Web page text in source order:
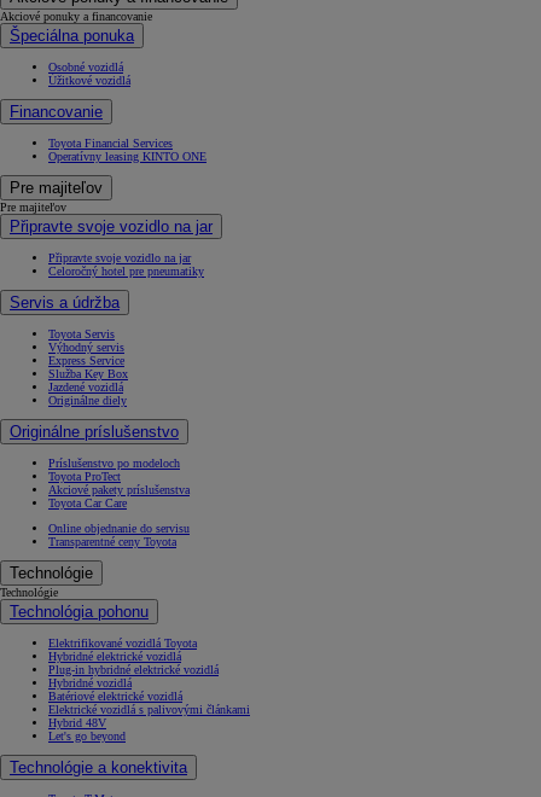
Akciové ponuky a financovanie
Špeciálna ponuka
Osobné vozidlá
Úžitkové vozidlá
Financovanie
Toyota Financial Services
Operatívny leasing KINTO ONE
Pre majiteľov
Pre majiteľov
Připravte svoje vozidlo na jar
Připravte svoje vozidlo na jar
Celoročný hotel pre pneumatiky
Servis a údržba
Toyota Servis
Výhodný servis
Express Service
Služba Key Box
Jazdené vozidlá
Originálne diely
Originálne príslušenstvo
Príslušenstvo po modeloch
Toyota ProTect
Akciové pakety príslušenstva
Toyota Car Care
Online objednanie do servisu
Transparentné ceny Toyota
Technológie
Technológie
Technológia pohonu
Elektrifikované vozidlá Toyota
Hybridné elektrické vozidlá
Plug-in hybridné elektrické vozidlá
Hybridné vozidlá
Batériové elektrické vozidlá
Elektrické vozidlá s palivovými článkami
Hybrid 48V
Let's go beyond
Technológie a konektivita